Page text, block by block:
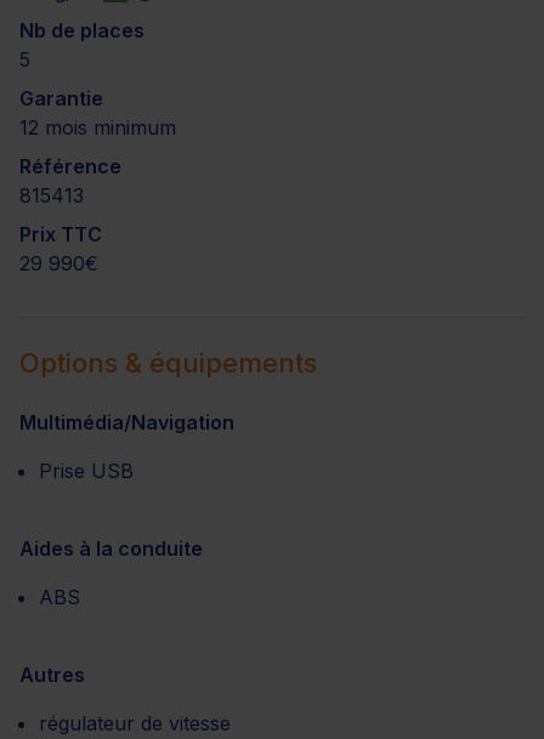
Nb de places
5
Garantie
12 mois minimum
Référence
815413
Prix TTC
29 990€
Options & équipements
Multimédia/Navigation
Prise USB
Aides à la conduite
ABS
Autres
régulateur de vitesse